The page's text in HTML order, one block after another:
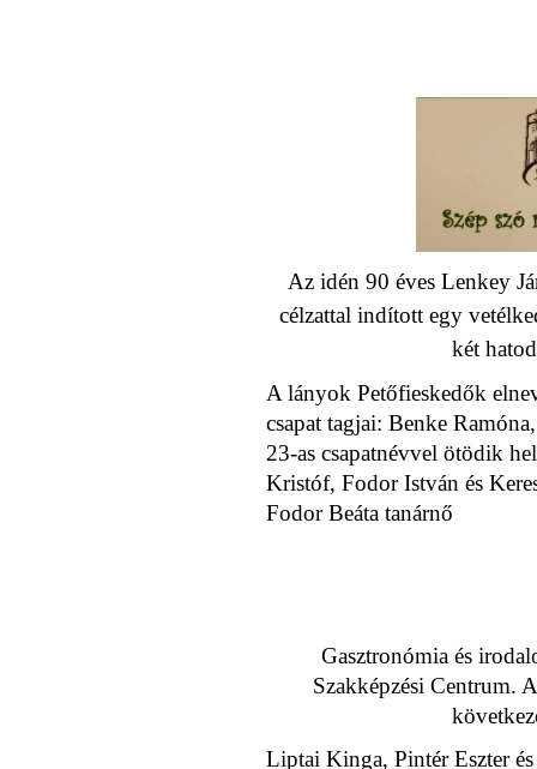
Az idén 90 éves Lenkey
célzattal indított egy
két
A lányok Petőfieskedők
csapat tagjai: Benke
23-as csapatnévvel ötödik
Kristóf, Fodor István és
Fodor Beáta tanárnő
Gasztronómia és
Szakképzési Centrum.
Liptai Kinga, Pintér Eszter